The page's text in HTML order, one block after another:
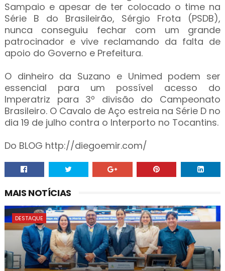
Sampaio e apesar de ter colocado o time na
Série B do Brasileirão, Sérgio Frota (PSDB),
nunca conseguiu fechar com um grande
patrocinador e vive reclamando da falta de
apoio do Governo e Prefeitura.
O dinheiro da Suzano e Unimed podem ser
essencial para um possível acesso do
Imperatriz para 3º divisão do Campeonato
Brasileiro. O Cavalo de Aço estreia na Série D no
dia 19 de julho contra o Interporto no Tocantins.
Do BLOG http://diegoemir.com/
MAIS NOTÍCIAS
DESTAQUE